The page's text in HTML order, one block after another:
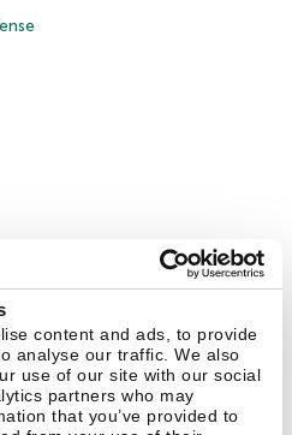
content and ads, to provide
analyse our traffic. We also
use of our site with our social
partners who may
that you’ve provided to
Informativa sulla privacy
licenza B2C
Centro risorse Comunicati stampa